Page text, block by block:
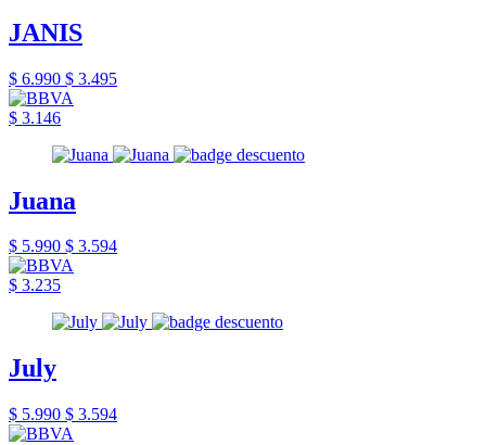
JANIS
$ 6.990 $ 3.495
$ 3.146
Juana
$ 5.990 $ 3.594
$ 3.235
July
$ 5.990 $ 3.594